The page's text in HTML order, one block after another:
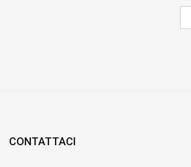
CONTATTACI